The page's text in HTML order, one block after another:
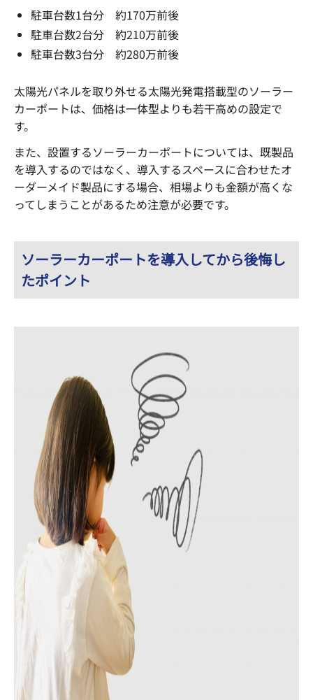
駐車台数1台分 約170万前後
駐車台数2台分 約210万前後
駐車台数3台分 約280万前後
太陽光パネルを取り外せる太陽光発電搭載型のソーラー
カーポートは、価格は一体型よりも若干高めの設定で
す。
また、設置するソーラーカーポートについては、既製品
を導入するのではなく、導入するスペースに合わせたオ
ーダーメイド製品にする場合、相場よりも金額が高くな
ってしまうことがあるため注意が必要です。
ソーラーカーポートを導入してから後悔し
たポイント